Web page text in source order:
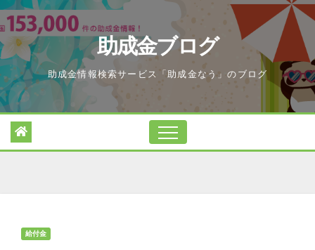
Skip
to
content
助成金ブログ
助成金情報検索サービス「助成金なう」のブログ
給付金